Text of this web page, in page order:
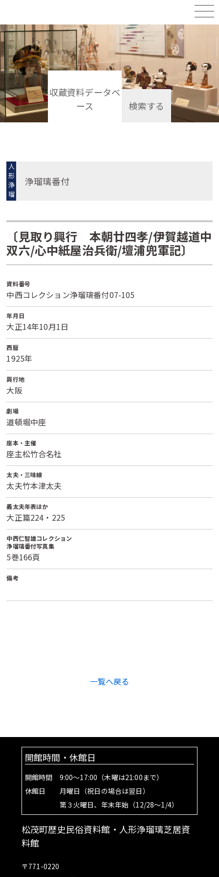
収蔵資料データベ
ース
検索する
人
形
浄
瑠
璃
浄瑠璃番付
〔見取り興行 本朝廿四孝/伊賀越道中
双六/心中紙屋治兵衛/壇浦兜軍記〕
資料番号
中西コレクション浄瑠璃番付07-105
年月日
大正14年10月1日
西暦
1925年
興行地
大阪
劇場
道頓堀中座
座本・主催
座主松竹合名社
太夫・三味線
太夫竹本津太夫
義太夫年表ほか
大正篇224・225
中西仁智雄コレクション
浄瑠璃番付写真集
5巻166頁
備考
一覧へ戻る
開館時間・休館日
開館時間 9:00～17:00（木曜は21:00まで）
休館日 月曜日（祝日の場合は翌日）
第３火曜日、年末年始（12/28～1/4）
松茂町歴史民俗資料館・人形浄瑠璃芝居資
料館
〒771-0220